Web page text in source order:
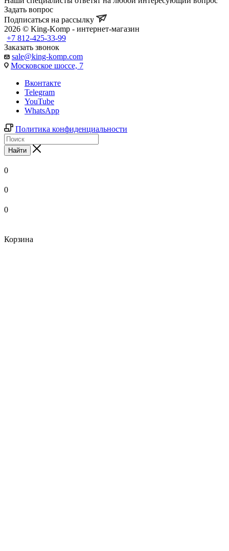
Задать вопрос
Подписаться на рассылку
2026 © King-Komp - интернет-магазин
+7 812-425-33-99
Заказать звонок
sale@king-komp.com
Московское шоссе, 7
Вконтакте
Telegram
YouTube
WhatsApp
Политика конфиденциальности
Найти
0
0
0
Корзина